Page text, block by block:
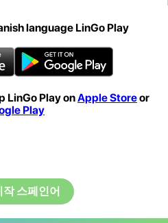
language LinGo Play
LinGo Play onApple Storeor
Play
작 스페인어